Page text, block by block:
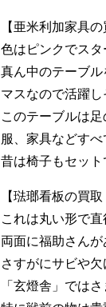
【亜米利加家具
色はピンクでスタ
真ん中のテーブ
マスなので活躍し
このテーブルは
服、家具などす
昔は椅子もセット
【琺瑯看板の買
これは丸い形で
両面に福助さんが
さすがにサビや
「玄燈舎」では